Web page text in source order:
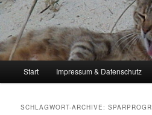
Zum Inhalt wechseln
Zum sekundären Inhalt wechseln
Start Impressum & Datenschutz
SCHLAGWORT-ARCHIVE: